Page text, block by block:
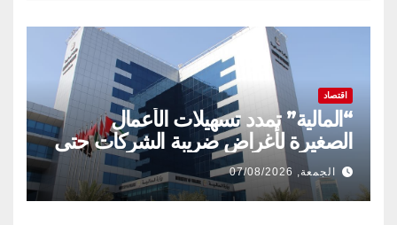
اقتصاد
“المالية” تمدد تسهيلات الأعمال
الصغيرة لأغراض ضريبة الشركات حتى
31 ديسمبر 2029 الجمعة, 07/08/2026